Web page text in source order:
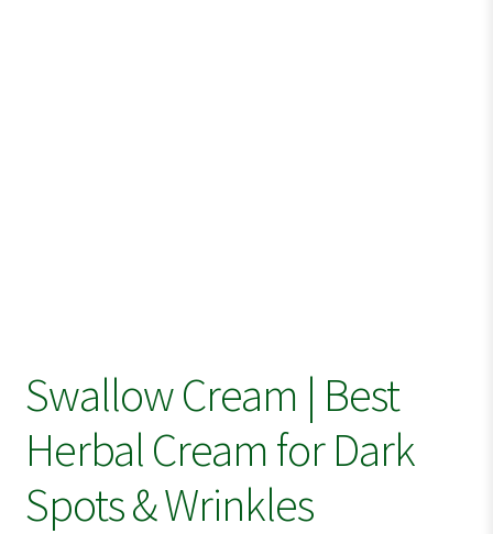
Swallow Cream | Best
Herbal Cream for Dark
Spots & Wrinkles